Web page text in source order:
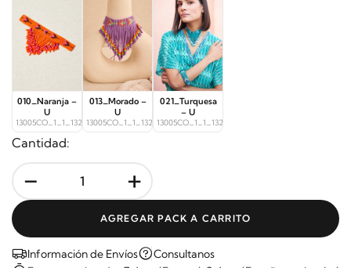
010_Naranja –
U
13005CO_1_1_13272
013_Morado –
U
13005CO_1_1_13273
021_Turquesa
– U
13005CO_1_1_13276
Cantidad:
- +
AGREGAR PACK A CARRITO
Información de Envíos
Consultanos